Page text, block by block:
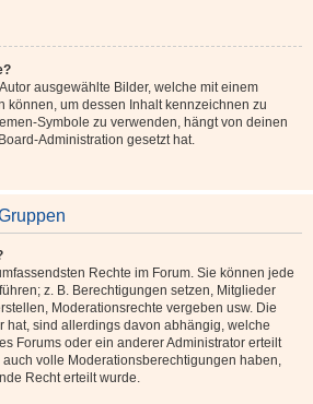
ausgewählte Bilder, welche mit einem
können, um dessen Inhalt kennzeichnen zu
Symbole zu verwenden, hängt von deinen
Administration gesetzt hat.
Rechte im Forum. Sie können jede
z. B. Berechtigungen setzen, Mitglieder
Moderationsrechte vergeben usw. Die
hat, sind allerdings davon abhängig, welche
Forums oder ein anderer Administrator erteilt
auch volle Moderationsberechtigungen haben,
Recht erteilt wurde.